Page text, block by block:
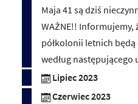
Maja 41 są dziś
WAŻNE!! Informujemy,
półkolonii letnich
według następującego
Lipiec 2023
Czerwiec 2023